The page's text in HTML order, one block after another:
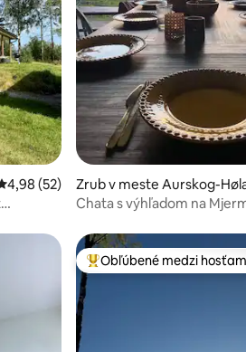
99
ohodnotenie 4,98 z 5, počet
4,98 (52)
Zrub v meste Aurskog-
d
Chata s výhľadom na
Najobľúbenejšie medzi
Obľúbené medzi